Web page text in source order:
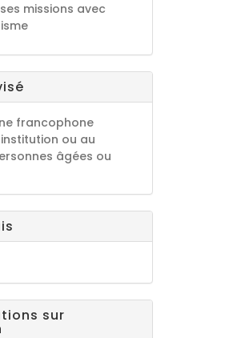
missions avec
francophone
ou au
âgées ou
sur